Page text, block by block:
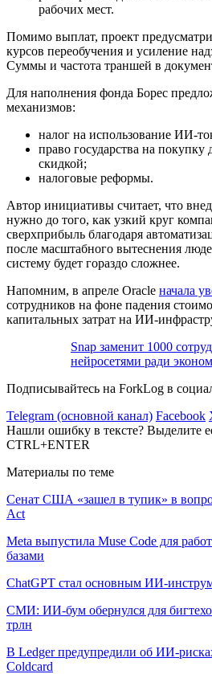
рабочих мест.
Помимо выплат, проект
курсов переобучения и усиление
Суммы и частота траншей в
Для наполнения фонда Борес
механизмов:
налог на использование ИИ-
право государства на
скидкой;
налоговые реформы.
Автор инициативы считает, что
нужно до того, как узкий круг
сверхприбыль благодаря
после масштабного вытеснения
систему будет гораздо сложнее.
Напомним, в апреле Oracle начала
сотрудников на фоне падения
капитальных затрат на ИИ-
Snap заменит 1000
нейросетями ради
Подписывайтесь на ForkLog в
Telegram (основной канал) Facebook
Нашли ошибку в тексте? Выделите
CTRL+ENTER
Материалы по теме
Сенат США «зашел в тупик» в
Act
Meta выпустила Muse Code для
базами
ChatGPT стал основным ИИ-
СМИ: ИИ-бум обернулся для
трлн
В Ledger предупредили об ИИ-
Coldcard